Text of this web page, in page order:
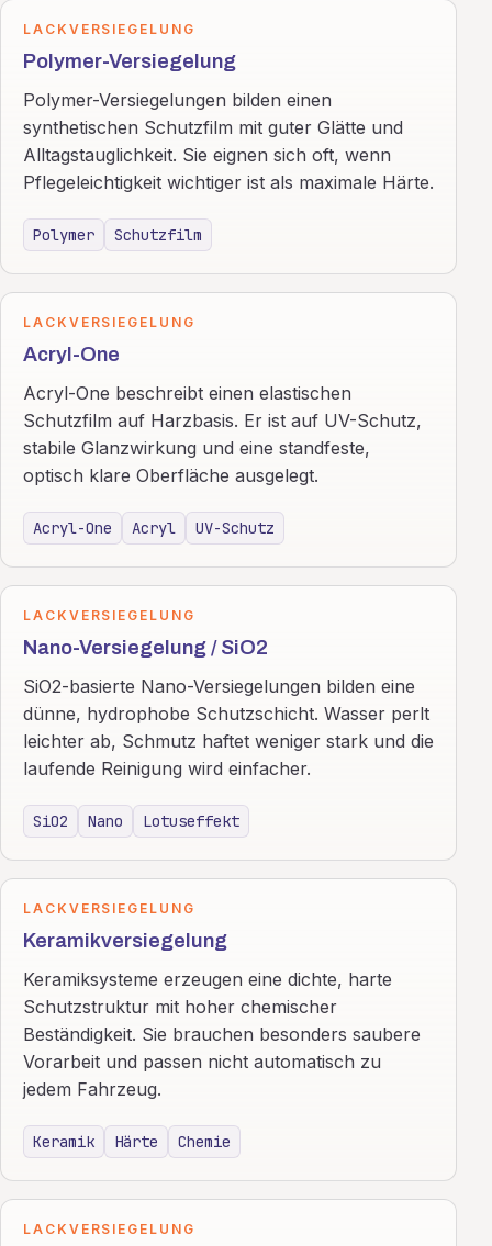
LACKVERSIEGELUNG
Polymer-Versiegelung
Polymer-Versiegelungen bilden einen
synthetischen Schutzfilm mit guter Glätte und
Alltagstauglichkeit. Sie eignen sich oft, wenn
Pflegeleichtigkeit wichtiger ist als maximale Härte.
Polymer Schutzfilm
LACKVERSIEGELUNG
Acryl-One
Acryl-One beschreibt einen elastischen
Schutzfilm auf Harzbasis. Er ist auf UV-Schutz,
stabile Glanzwirkung und eine standfeste,
optisch klare Oberfläche ausgelegt.
Acryl-One Acryl UV-Schutz
LACKVERSIEGELUNG
Nano-Versiegelung / SiO2
SiO2-basierte Nano-Versiegelungen bilden eine
dünne, hydrophobe Schutzschicht. Wasser perlt
leichter ab, Schmutz haftet weniger stark und die
laufende Reinigung wird einfacher.
SiO2 Nano Lotuseffekt
LACKVERSIEGELUNG
Keramikversiegelung
Keramiksysteme erzeugen eine dichte, harte
Schutzstruktur mit hoher chemischer
Beständigkeit. Sie brauchen besonders saubere
Vorarbeit und passen nicht automatisch zu
jedem Fahrzeug.
Keramik Härte Chemie
LACKVERSIEGELUNG